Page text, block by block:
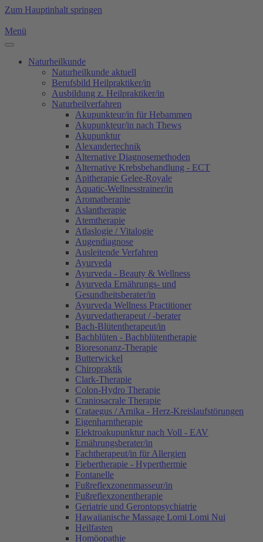
Zum Hauptinhalt springen
Menü
Naturheilkunde
Naturheilkunde aktuell
Berufsbild Heilpraktiker/in
Ausbildung z. Heilpraktiker/in
Naturheilverfahren
Akupunkteur/in für Hebammen
Akupunkteur/in nach Thews
Akupunktur
Alexandertechnik
Alternative Diagnosemethoden
Alternative Krebsbehandlung - ECT
Apitherapie Gelee-Royale
Aquatic-Wellnesstrainer/in
Aromatherapie
Aslantherapie
Atemtherapie
Atlaslogie / Vitalogie
Augendiagnose
Ausleitende Verfahren
Ayurveda
Ayurveda - Beauty & Wellness
Ayurveda Ernährungs- und
Gesundheitsberater/in
Ayurveda Wellness Practitioner
Ayurvedatherapeut / -berater
Bach-Blütentherapeut/in
Bachblüten - Bachblütentherapie
Bioresonanz-Therapie
Butterwickel
Chiropraktik
Clark-Therapie
Colon-Hydro Therapie
Craniosacrale Therapie
Crataegus / Arnika - Herz-Kreislaufstörungen
Eigenharntherapie
Elektroakupunktur nach Voll - EAV
Ernährungsberater/in
Fachtherapeut/in für Allergien
Fiebertherapie - Hyperthermie
Fontanelle
Fußreflexzonenmasseur/in
Fußreflexzonentherapie
Geriatrie und Gerontopsychiatrie
Hawaiianische Massage Lomi Lomi Nui
Heilfasten
Homöopathie